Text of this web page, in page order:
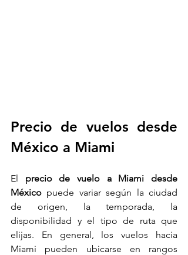
Precio de vuelos desde
México a Miami
El precio de vuelo a Miami desde
México puede variar según la ciudad
de origen, la temporada, la
disponibilidad y el tipo de ruta que
elijas. En general, los vuelos hacia
Miami pueden ubicarse en rangos